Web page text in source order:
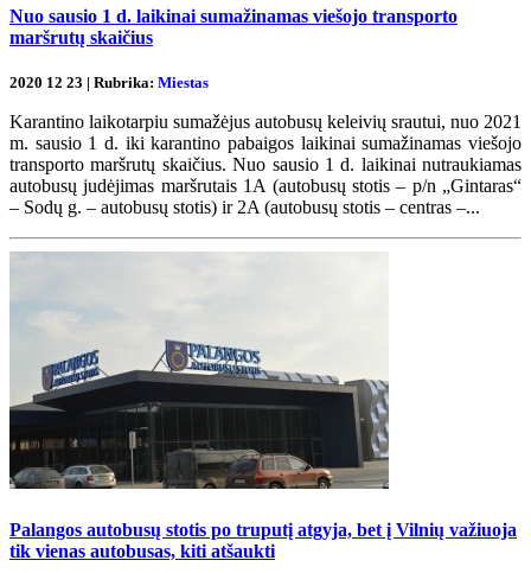
Nuo sausio 1 d. laikinai sumažinamas viešojo transporto
maršrutų skaičius
2020 12 23 | Rubrika: Miestas
Karantino laikotarpiu sumažėjus autobusų keleivių srautui, nuo 2021
m. sausio 1 d. iki karantino pabaigos laikinai sumažinamas viešojo
transporto maršrutų skaičius. Nuo sausio 1 d. laikinai nutraukiamas
autobusų judėjimas maršrutais 1A (autobusų stotis – p/n „Gintaras“
– Sodų g. – autobusų stotis) ir 2A (autobusų stotis – centras –...
Palangos autobusų stotis po truputį atgyja, bet į Vilnių važiuoja
tik vienas autobusas, kiti atšaukti